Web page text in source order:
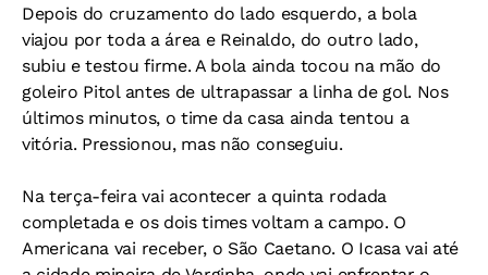
Depois do cruzamento do lado esquerdo, a bola
viajou por toda a área e Reinaldo, do outro lado,
subiu e testou firme. A bola ainda tocou na mão do
goleiro Pitol antes de ultrapassar a linha de gol. Nos
últimos minutos, o time da casa ainda tentou a
vitória. Pressionou, mas não conseguiu.
Na terça-feira vai acontecer a quinta rodada
completada e os dois times voltam a campo. O
Americana vai receber, o São Caetano. O Icasa vai até